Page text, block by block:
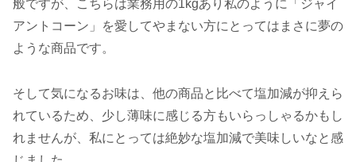
般ですが、こちらは業務用の1kgあり私のように「ジャイ
アントコーン」を愛してやまない方にとってはまさに夢の
ような商品です。
そして気になるお味は、他の商品と比べて塩加減が抑えら
れているため、少し薄味に感じる方もいらっしゃるかもし
れませんが、私にとっては絶妙な塩加減で美味しいなと感